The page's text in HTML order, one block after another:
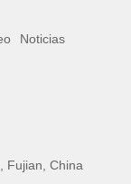
Noticias
Fujian, China